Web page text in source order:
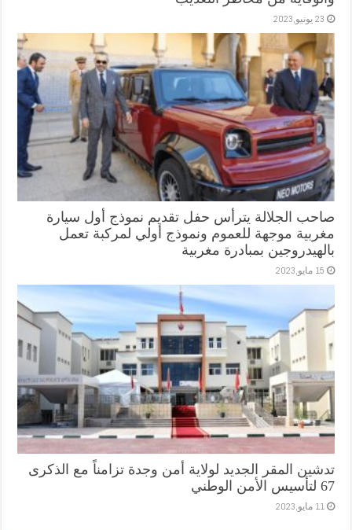
23 يونيو,2023
صاحب الجلالة يترأس حفل تقديم نموذج أول سيارة
مغربية موجهة للعموم ونموذج أولي لمركبة تعمل
بالهيدروجين بمبادرة مغربية
15 مايو,2023
تدشين المقر الجديد لولاية أمن وجدة تزامناً مع الذكرى
67 لتأسيس الأمن الوطني
11 مايو,2023